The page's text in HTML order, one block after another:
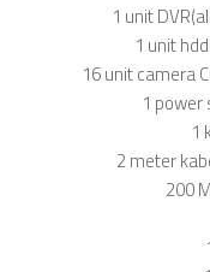
1 unit
1 unit
16 unit camera
1 power
1
2 meter
200